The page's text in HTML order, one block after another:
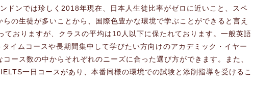
ンでは珍しく2018年現在、日本人生徒比率がゼロに近いこと、スペ
の生徒が多いことから、国際色豊かな環境で学ぶことができると言え
ておりますが、クラスの平均は10人以下に保たれております。一般英語
イムコースや長期間集中して学びたい方向けのアカデミック・イヤー
ース数の中からそれぞれのニーズに合った選び方ができます。また、
一日コースがあり、本番同様の環境での試験と添削指導を受けるこ